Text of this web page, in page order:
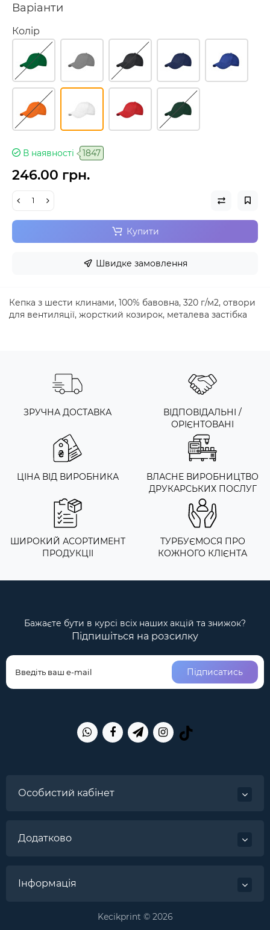
Варіанти
Колір
В наявності 1847
246.00 грн.
Купити
Швидке замовлення
Кепка з шести клинами, 100% бавовна, 320 г/м2, отвори
для вентиляції, жорсткий козирок, металева застібка
ЗРУЧНА ДОСТАВКА
ВІДПОВІДАЛЬНІ /
ОРІЄНТОВАНІ
ЦІНА ВІД ВИРОБНИКА
ВЛАСНЕ ВИРОБНИЦТВО
ДРУКАРСЬКИХ ПОСЛУГ
ШИРОКИЙ АСОРТИМЕНТ
ПРОДУКЦІІ
ТУРБУЄМОСЯ ПРО
КОЖНОГО КЛІЄНТА
Бажаєте бути в курсі всіх наших акцій та знижок?
Підпишіться на розсилку
Підписатись
Особистий кабінет
Додатково
Інформація
Kecikprint © 2026